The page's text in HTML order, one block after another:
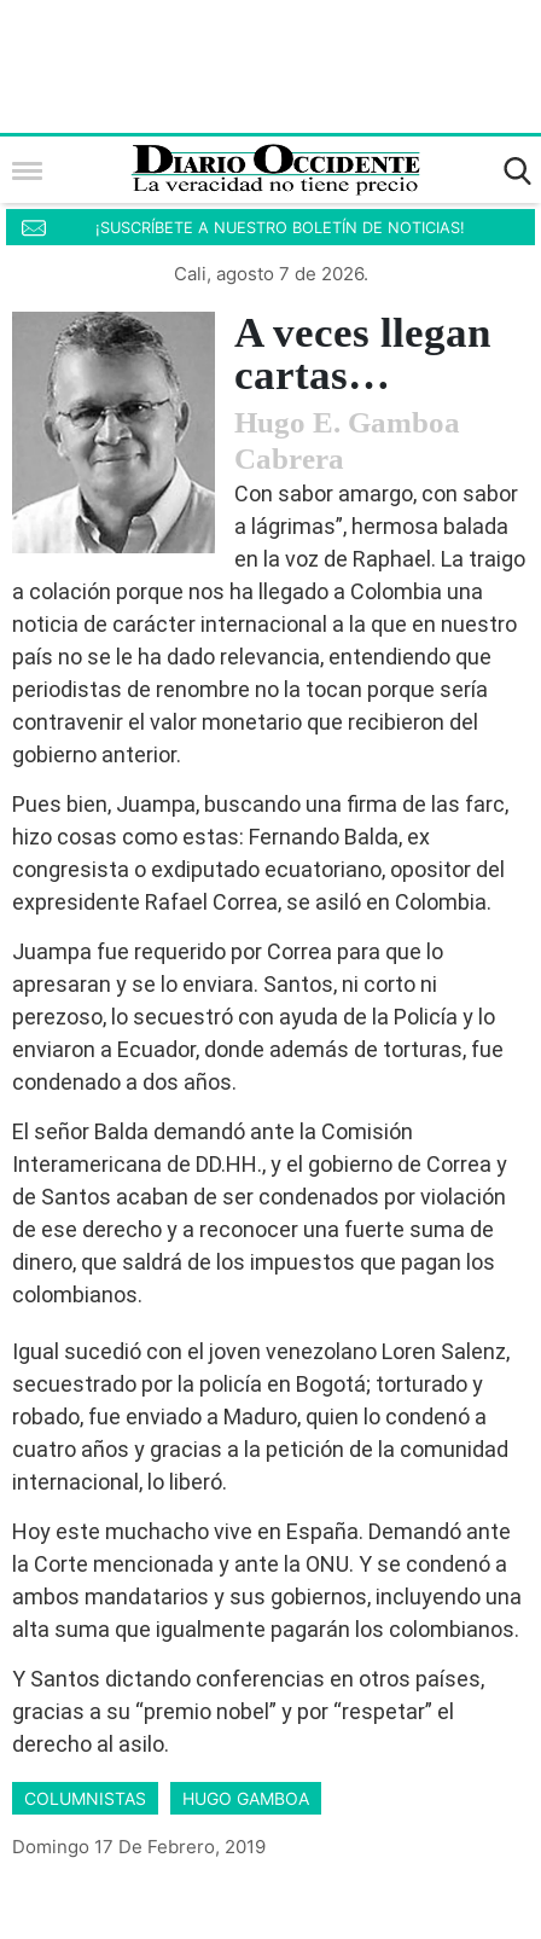
¡SUSCRÍBETE A NUESTRO BOLETÍN DE NOTICIAS!
Cali, agosto 7 de 2026.
A veces llegan
cartas…
Hugo E. Gamboa
Cabrera
Con sabor amargo, con sabor
a lágrimas”, hermosa balada
en la voz de Raphael. La traigo
a colación porque nos ha llegado a Colombia una
noticia de carácter internacional a la que en nuestro
país no se le ha dado relevancia, entendiendo que
periodistas de renombre no la tocan porque sería
contravenir el valor monetario que recibieron del
gobierno anterior.
Pues bien, Juampa, buscando una firma de las farc,
hizo cosas como estas: Fernando Balda, ex
congresista o exdiputado ecuatoriano, opositor del
expresidente Rafael Correa, se asiló en Colombia.
Juampa fue requerido por Correa para que lo
apresaran y se lo enviara. Santos, ni corto ni
perezoso, lo secuestró con ayuda de la Policía y lo
enviaron a Ecuador, donde además de torturas, fue
condenado a dos años.
El señor Balda demandó ante la Comisión
Interamericana de DD.HH., y el gobierno de Correa y
de Santos acaban de ser condenados por violación
de ese derecho y a reconocer una fuerte suma de
dinero, que saldrá de los impuestos que pagan los
colombianos.
Igual sucedió con el joven venezolano Loren Salenz,
secuestrado por la policía en Bogotá; torturado y
robado, fue enviado a Maduro, quien lo condenó a
cuatro años y gracias a la petición de la comunidad
internacional, lo liberó.
Hoy este muchacho vive en España. Demandó ante
la Corte mencionada y ante la ONU. Y se condenó a
ambos mandatarios y sus gobiernos, incluyendo una
alta suma que igualmente pagarán los colombianos.
Y Santos dictando conferencias en otros países,
gracias a su “premio nobel” y por “respetar” el
derecho al asilo.
COLUMNISTAS HUGO GAMBOA
Domingo 17 De Febrero, 2019